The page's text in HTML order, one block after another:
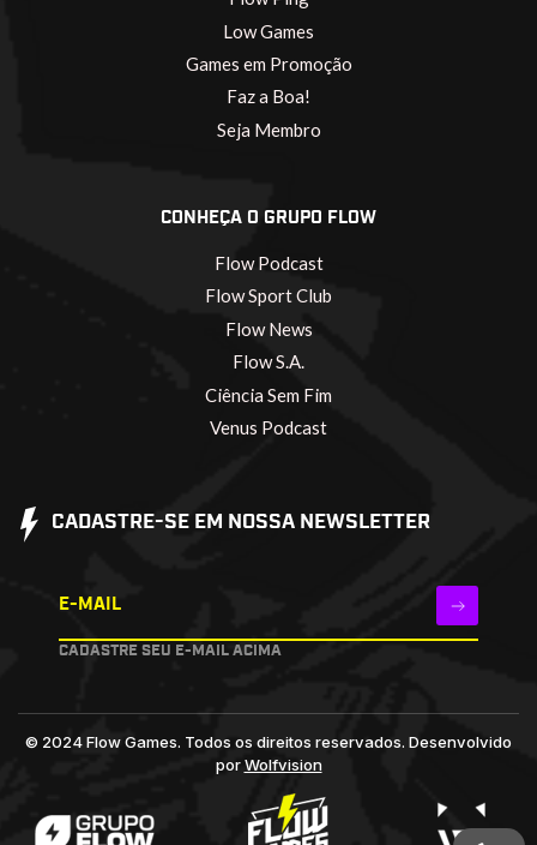
Low Games
Games em Promoção
Faz a Boa!
Seja Membro
CONHEÇA O GRUPO FLOW
Flow Podcast
Flow Sport Club
Flow News
Flow S.A.
Ciência Sem Fim
Venus Podcast
CADASTRE-SE EM NOSSA NEWSLETTER
E-MAIL
CADASTRE SEU E-MAIL ACIMA
© 2024 Flow Games. Todos os direitos reservados. Desenvolvido
porWolfvision